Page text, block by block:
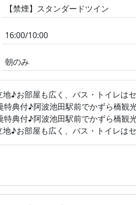
【禁煙】スタンダードツイン
16:00/10:00
朝のみ
地♪お部屋も広く、バス・トイレは
特典付♪阿波池田駅前でかずら橋観
特典付♪阿波池田駅前でかずら橋観
地♪お部屋も広く、バス・トイレは